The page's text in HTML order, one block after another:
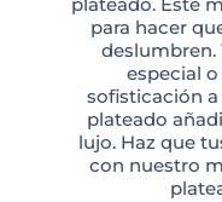
plateado. Este
para hacer
deslumbren.
especial
sofisticación
plateado
lujo. Haz que
con nuestro